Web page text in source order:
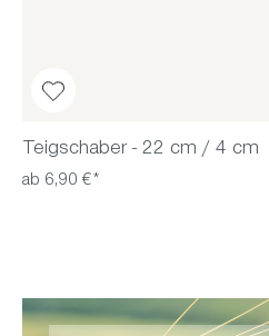
Teigschaber - 22 cm / 4 cm
ab 6,90 €*